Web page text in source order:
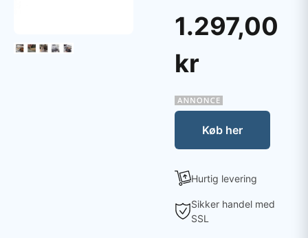
1.297,00
kr
Køb her
Hurtig levering
Sikker handel med
SSL